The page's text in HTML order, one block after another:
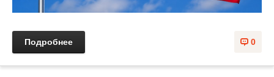
0
Подробнее